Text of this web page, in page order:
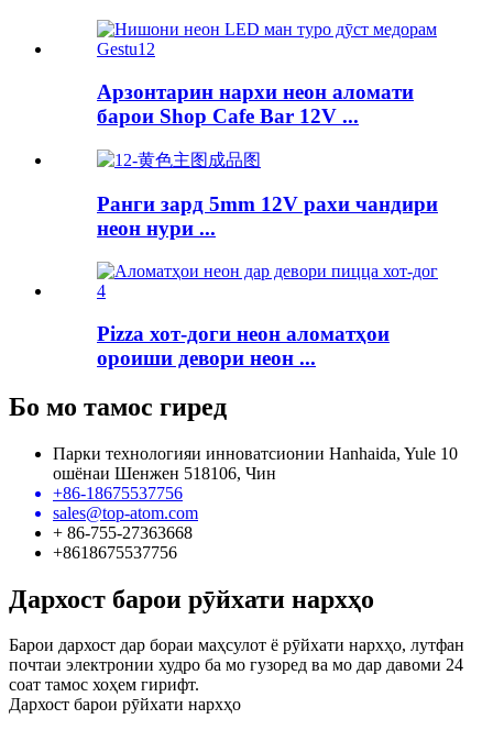
Арзонтарин нархи неон аломати
барои Shop Cafe Bar 12V ...
Ранги зард 5mm 12V рахи чандири
неон нури ...
Pizza хот-доги неон аломатҳои
ороиши девори неон ...
Бо мо тамос гиред
Парки технологияи инноватсионии Hanhaida, Yule 10
ошёнаи Шенжен 518106, Чин
+86-18675537756
sales@top-atom.com
+ 86-755-27363668
+8618675537756
Дархост барои рӯйхати нархҳо
Барои дархост дар бораи маҳсулот ё рӯйхати нархҳо, лутфан
почтаи электронии худро ба мо гузоред ва мо дар давоми 24
соат тамос хоҳем гирифт.
Дархост барои рӯйхати нархҳо